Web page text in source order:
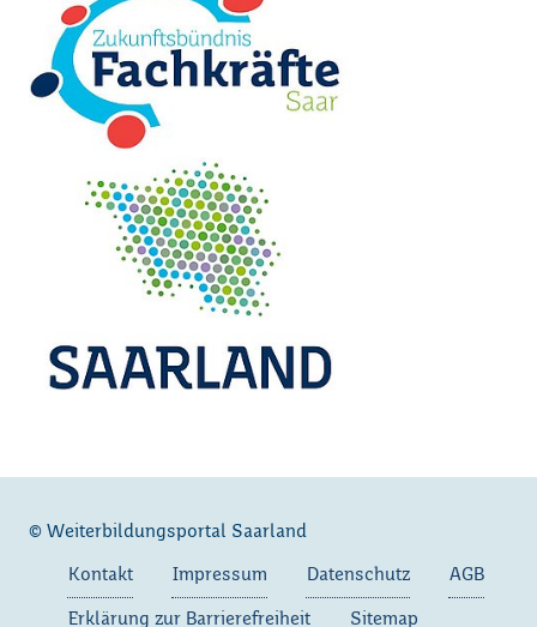
© Weiterbildungsportal Saarland
Kontakt Impressum Datenschutz AGB
Erklärung zur Barrierefreiheit Sitemap